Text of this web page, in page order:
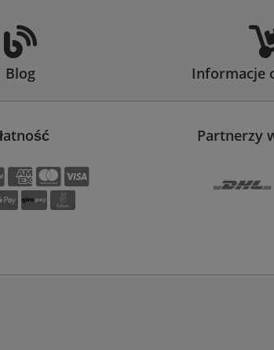
Blog Informacje
Partnerzy